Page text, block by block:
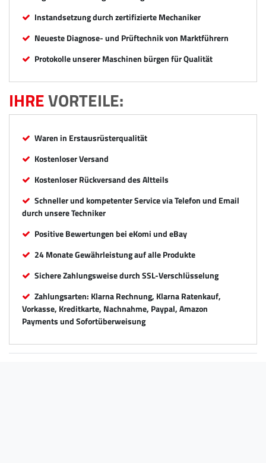
Instandsetzung durch zertifizierte Mechaniker
Neueste Diagnose- und Prüftechnik von Marktführern
Protokolle unserer Maschinen bürgen für Qualität
IHREVORTEILE:
Waren in Erstausrüsterqualität
Kostenloser Versand
Kostenloser Rückversand des Altteils
Schneller und kompetenter Service via Telefon und Email
durch unsere Techniker
Positive Bewertungen bei eKomi und eBay
24 Monate Gewährleistung auf alle Produkte
Sichere Zahlungsweise durch SSL-Verschlüsselung
Zahlungsarten: Klarna Rechnung, Klarna Ratenkauf,
Vorkasse, Kreditkarte, Nachnahme, Paypal, Amazon
Payments und Sofortüberweisung